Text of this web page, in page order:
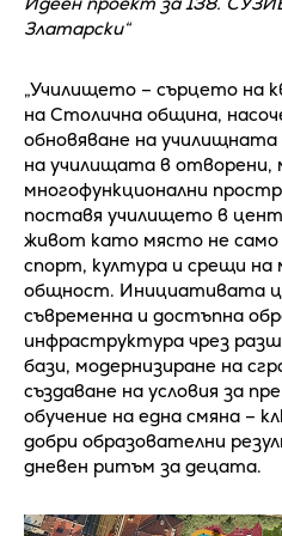
Златарски“
„Училището – сърцето на
на Столична община,
обновяване на
на училищата в отворени,
многофункционални
поставя училището в
живот като място не само
спорт, култура и срещи
общност. Инициативата
съвременна и достъпна
инфраструктура чрез
бази, модернизиране на
създаване на условия за
обучение на една смяна –
добри образователни
дневен ритъм за децата.